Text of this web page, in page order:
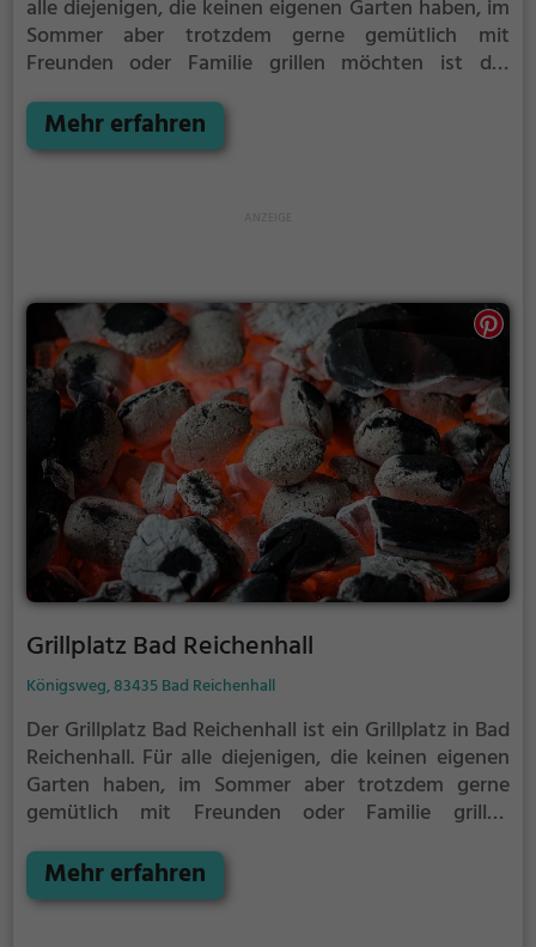
alle diejenigen, die keinen eigenen Garten haben, im
Sommer aber trotzdem gerne gemütlich mit
Freunden oder Familie grillen möchten ist der
Grillplatzes: keine Nachbarn. Hier kann eine Feier
ruhig auch mal bis spät in die Nacht gehen und
Mehr erfahren
Grillplatz Bad Reichenhall
Königsweg, 83435 Bad Reichenhall
Der Grillplatz Bad Reichenhall ist ein Grillplatz in Bad
Reichenhall. Für alle diejenigen, die keinen eigenen
Garten haben, im Sommer aber trotzdem gerne
gemütlich mit Freunden oder Familie grillen
Lösung.
Mehr erfahren